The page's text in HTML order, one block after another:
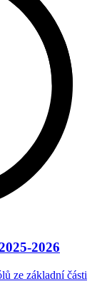
2026
ze základní části